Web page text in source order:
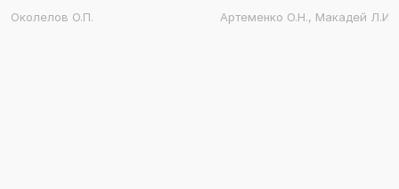
Околелов О.П. Артеменко О.Н., Макадей Л.И.